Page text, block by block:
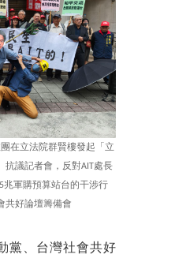
在立法院群賢樓發起「立
抗議記者會，反對AIT處長
兆軍購預算站台的干涉行
共好論壇籌備會
黨、台灣社會共好